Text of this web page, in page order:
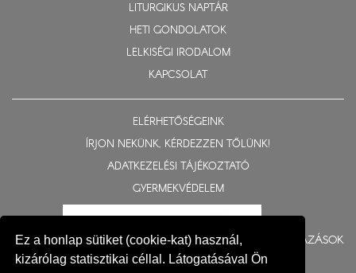
Ez a honlap sütiket (cookie-kat) használ,
kizárólag statisztikai céllal. Látogatásával Ön
LITURGIKUS NAPTÁR
HETI GONDOLATOK
LELKISÉGI IRODALOM
KAPCSOLAT
ELÉRHETŐSÉGEINK
ÍRJON NEKÜNK, KÉRDEZZEN TŐLÜNK!
ADATKEZELÉSI TÁJÉKOZTATÓ
GYERMEKVÉDELEM
BERUHÁZÁSOK